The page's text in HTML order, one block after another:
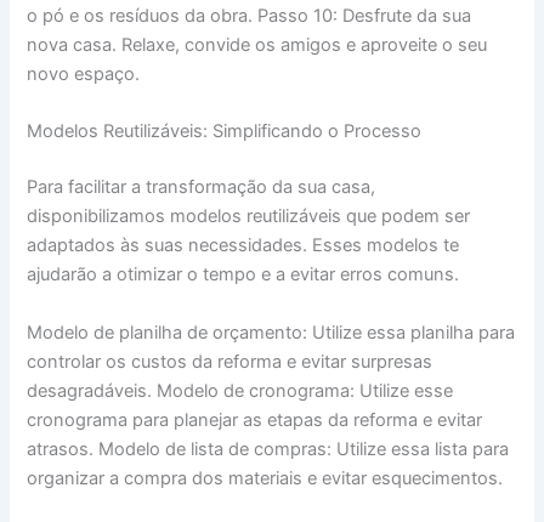
o pó e os resíduos da obra. Passo 10: Desfrute da sua
nova casa. Relaxe, convide os amigos e aproveite o seu
novo espaço.
Modelos Reutilizáveis: Simplificando o Processo
Para facilitar a transformação da sua casa,
disponibilizamos modelos reutilizáveis que podem ser
adaptados às suas necessidades. Esses modelos te
ajudarão a otimizar o tempo e a evitar erros comuns.
Modelo de planilha de orçamento: Utilize essa planilha para
controlar os custos da reforma e evitar surpresas
desagradáveis. Modelo de cronograma: Utilize esse
cronograma para planejar as etapas da reforma e evitar
atrasos. Modelo de lista de compras: Utilize essa lista para
organizar a compra dos materiais e evitar esquecimentos.